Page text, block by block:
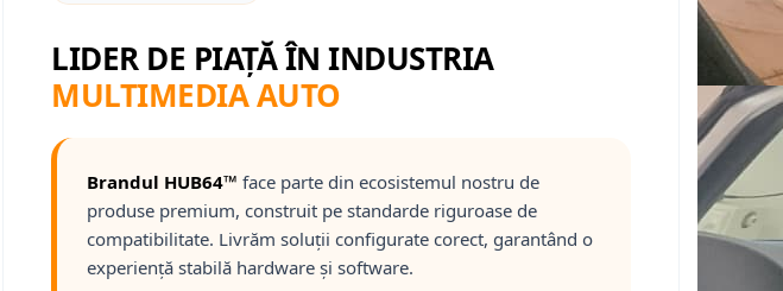
LIDER DE PIAȚĂ ÎN INDUSTRIA
MULTIMEDIA AUTO
Brandul HUB64™ face parte din ecosistemul nostru de
produse premium, construit pe standarde riguroase de
compatibilitate. Livrăm soluții configurate corect, garantând o
experiență stabilă hardware și software.